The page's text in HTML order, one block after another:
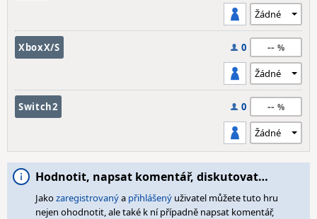
XboxX/S 0 --
Switch2 0 --
Hodnotit, napsat komentář, diskutovat…
Jakozaregistrovanýa přihlášený uživatel můžete tuto hru
nejen ohodnotit, ale také k ní případně napsat komentář,